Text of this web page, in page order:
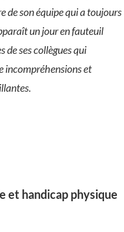
de son équipe qui a toujours
un jour en fauteuil
ses collègues qui
incompréhensions et
et handicap physique